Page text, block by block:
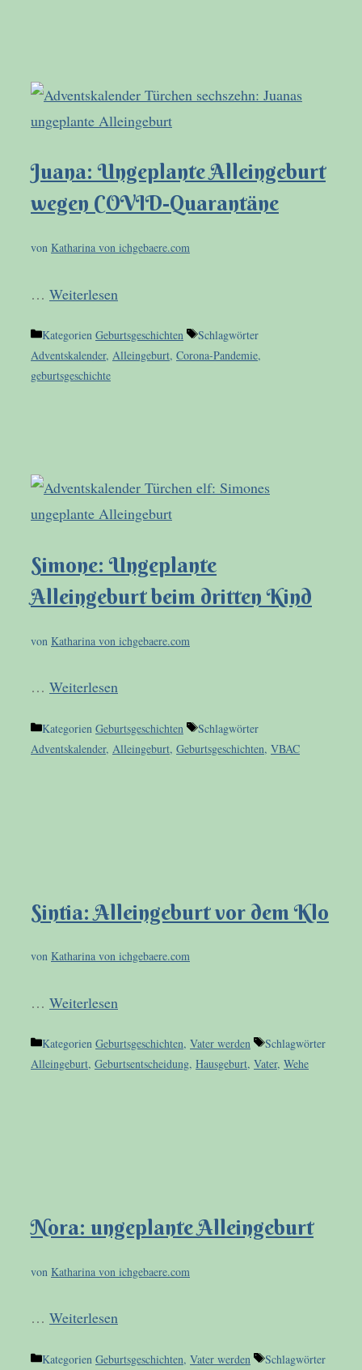
Juana: Ungeplante Alleingeburt
wegen COVID-Quarantäne
von Katharina von ichgebaere.com
… Weiterlesen
Kategorien Geburtsgeschichten
Schlagwörter
Adventskalender, Alleingeburt, Corona-Pandemie,
geburtsgeschichte
Simone: Ungeplante
Alleingeburt beim dritten Kind
von Katharina von ichgebaere.com
… Weiterlesen
Kategorien Geburtsgeschichten
Schlagwörter
Adventskalender, Alleingeburt, Geburtsgeschichten, VBAC
Sintia: Alleingeburt vor dem Klo
von Katharina von ichgebaere.com
… Weiterlesen
Kategorien Geburtsgeschichten, Vater werden
Schlagwörter
Alleingeburt, Geburtsentscheidung, Hausgeburt, Vater, Wehe
Nora: ungeplante Alleingeburt
von Katharina von ichgebaere.com
… Weiterlesen
Kategorien Geburtsgeschichten, Vater werden
Schlagwörter